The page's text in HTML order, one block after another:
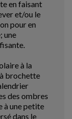
en faisant
et/ou le
pour en
une
à la
brochette
des ombres
à une petite
dans le